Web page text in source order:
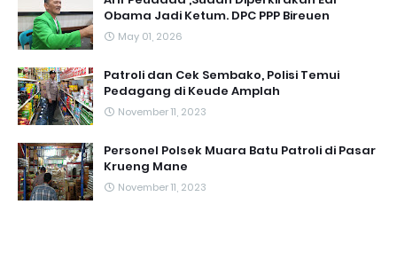
Obama Jadi Ketum. DPC PPP Bireuen
May 01, 2026
Patroli dan Cek Sembako, Polisi Temui
Pedagang di Keude Amplah
November 11, 2023
Personel Polsek Muara Batu Patroli di Pasar
Krueng Mane
November 11, 2023